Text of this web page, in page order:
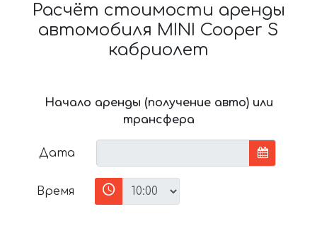
Расчёт стоимости аренды
автомобиля MINI Cooper S
кабриолет
Начало аренды (получение авто) или
трансфера
Дата
Время